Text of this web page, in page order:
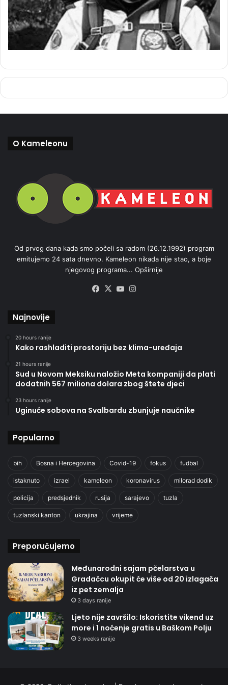
O Kameleonu
Od prvog dana kada smo počeli sa radom (26.12.1992) program
emitujemo 24 sata dnevno. Kameleon nikada nije stao, a boje
njegovog programa... Opširnije
Facebook
X YouTube
Najnovije
20 hours ranije
Kako rashladiti prostoriju bez klima-uređaja
21 hours ranije
Sud u Novom Meksiku naložio Meta kompaniji da plati
dodatnih 567 miliona dolara zbog štete djeci
23 hours ranije
Uginuće sobova na Svalbardu zbunjuje naučnike
Popularno
bih Bosna i Hercegovina Covid-19 fokus fudbal
istaknuto izrael kameleon koronavirus milorad dodik
policija predsjednik rusija sarajevo tuzla
tuzlanski kanton ukrajina vrijeme
Preporučujemo
Međunarodni sajam pčelarstva u
Gradačcu okupit će više od 20 izlagača
iz pet zemalja
3 days ranije
Ljeto nije završilo: Iskoristite vikend uz
more i 1 noćenje gratis u Baškom Polju
3 weeks ranije